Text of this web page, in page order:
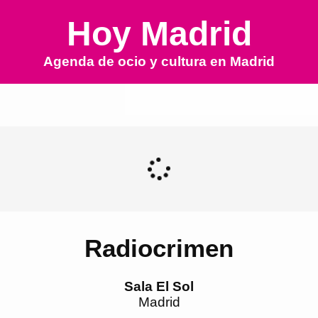
Hoy Madrid
Agenda de ocio y cultura en Madrid
Radiocrimen
Sala El Sol
Madrid